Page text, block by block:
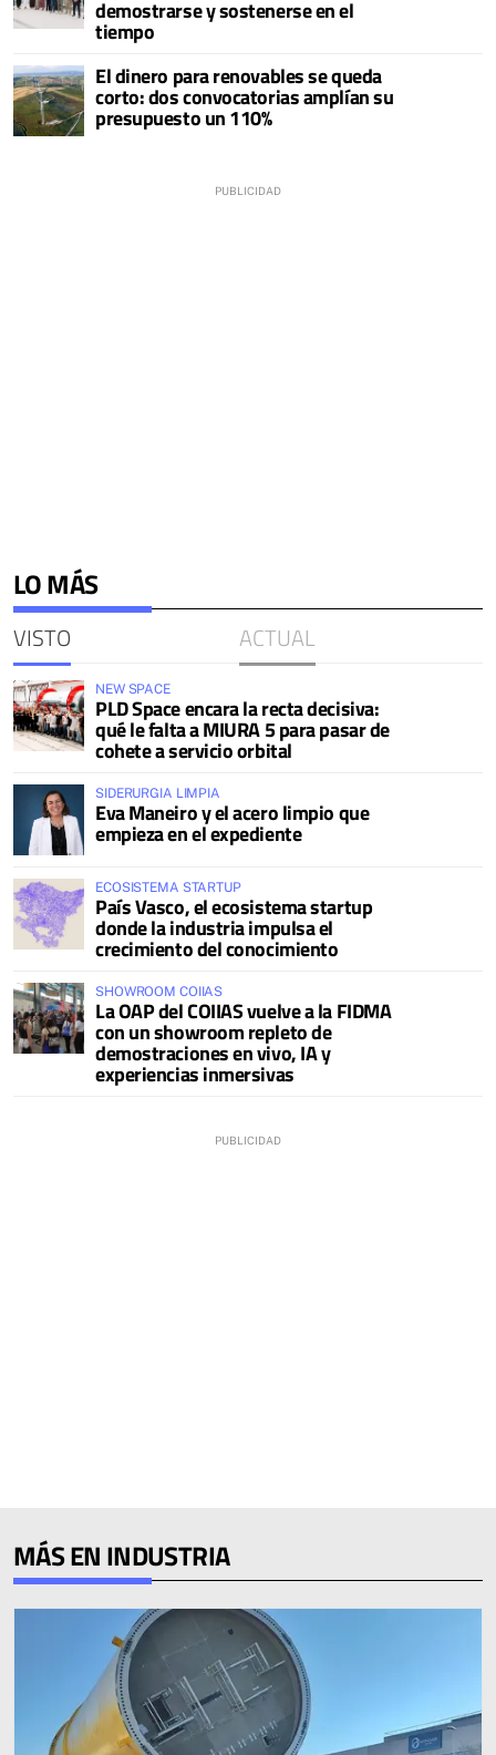
demostrarse y sostenerse en el
tiempo
El dinero para renovables se queda
corto: dos convocatorias amplían su
presupuesto un 110%
LO MÁS
VISTO ACTUAL
NEW SPACE
PLD Space encara la recta decisiva:
qué le falta a MIURA 5 para pasar de
cohete a servicio orbital
SIDERURGIA LIMPIA
Eva Maneiro y el acero limpio que
empieza en el expediente
ECOSISTEMA STARTUP
País Vasco, el ecosistema startup
donde la industria impulsa el
crecimiento del conocimiento
SHOWROOM COIIAS
La OAP del COIIAS vuelve a la FIDMA
con un showroom repleto de
demostraciones en vivo, IA y
experiencias inmersivas
MÁS EN INDUSTRIA